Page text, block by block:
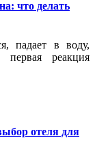
что делать
падает в воду,
первая реакция
отеля для